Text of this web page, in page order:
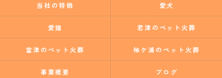
当社の特徴 愛犬
愛猫 君津のペット火葬
富津のペット火葬 袖ケ浦のペット火葬
事業概要 ブログ